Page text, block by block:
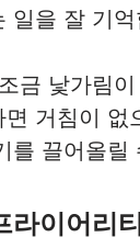
일을 잘 기억
금 낯가림
거침이 없
를 끌어올릴
라이어리